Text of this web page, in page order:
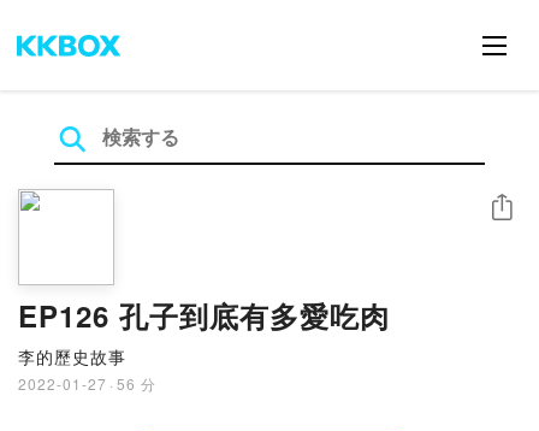
EP126 孔子到底有多愛吃肉
李的歷史故事
2022-01-27 · 56 分
シェア